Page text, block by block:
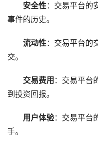
安全性：交易平台的
事件的历史。
流动性：交易平台的
交。
交易费用 ：交易平台
到投资回报。
用户体验：交易平台
手。